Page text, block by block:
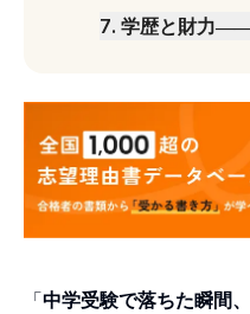
7. 学歴と財力――
「中学受験で落ちた瞬間